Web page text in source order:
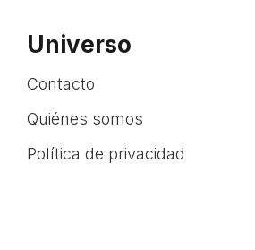
Universo
Contacto
Quiénes somos
Política de privacidad